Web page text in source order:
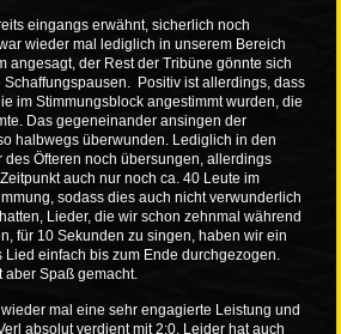
eingangs erwähnt, sicherlich noch
wieder mal lediglich in unserem Bereich
angesagt, der Rest der Tribüne gönnte sich
Positiv ist allerdings, dass
im Stimmungsblock angestimmt wurden, die
Das gegeneinander ansingen der
halbwegs überwunden. Lediglich in den
des Öfteren noch übersungen, allerdings
auch nur noch ca. 40 Leute im
sodass dies auch nicht verwunderlich
Lieder, die wir schon zehnmal während
für 10 Sekunden zu singen, haben wir ein
einfach bis zum Ende durchgezogen.
aber Spaß gemacht.
mal eine sehr engagierte Leistung und
absolut verdient mit 2:0. Leider hat auch